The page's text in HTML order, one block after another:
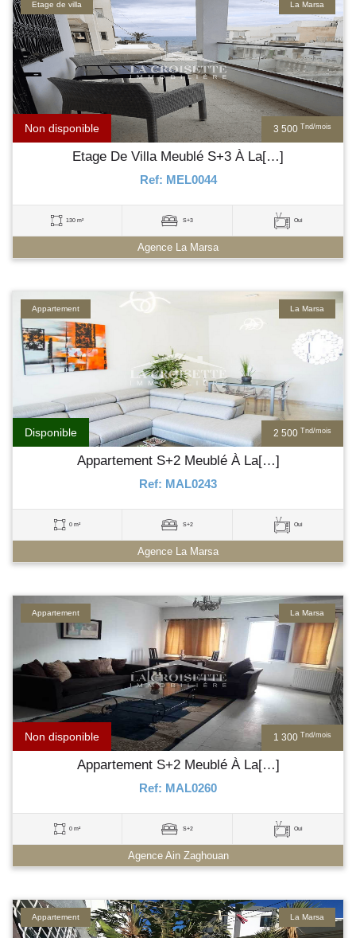
3 500 Tnd/mois
Non disponible
La Marsa
Etage de villa
Etage De Villa Meublé S+3 À La[…]
Ref: MEL0044
130 m² S+3 Oui
Agence La Marsa
2 500 Tnd/mois
Disponible
La Marsa
Appartement
Appartement S+2 Meublé À La[…]
Ref: MAL0243
0 m² S+2 Oui
Agence La Marsa
1 300 Tnd/mois
Non disponible
La Marsa
Appartement
Appartement S+2 Meublé À La[…]
Ref: MAL0260
0 m² S+2 Oui
Agence Ain Zaghouan
La Marsa
Appartement